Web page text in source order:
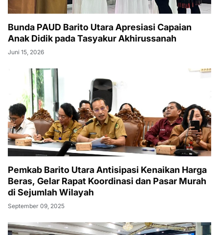
Bunda PAUD Barito Utara Apresiasi Capaian
Anak Didik pada Tasyakur Akhirussanah
Juni 15, 2026
Pemkab Barito Utara Antisipasi Kenaikan Harga
Beras, Gelar Rapat Koordinasi dan Pasar Murah
di Sejumlah Wilayah
September 09, 2025